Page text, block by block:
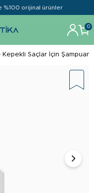
%100 orijinal ürünler
0
Kepekli Saçlar İçin Şampuan